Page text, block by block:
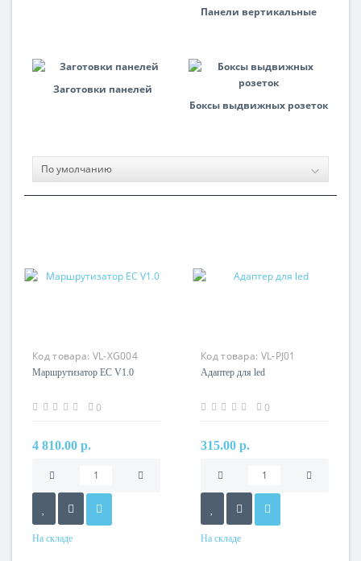
Панели вертикальные
Заготовки панелей
Боксы выдвижных розеток
Код товара: VL-XG004
Маршрутизатор EC V1.0
0
4 810.00 р.
На складе
Код товара: VL-PJ01
Адаптер для led
0
315.00 р.
На складе